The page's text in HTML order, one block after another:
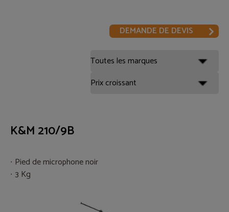
DEMANDE DE DEVIS
K&M 210/9B
Pied de microphone noir
3 Kg